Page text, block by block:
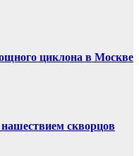
циклона в Москве
скворцов